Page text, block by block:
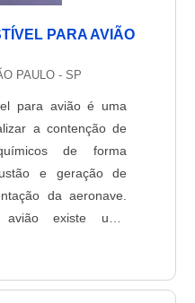
PARA AVIÃO
PAULO - SP
para avião é uma
a contenção de
de forma
e geração de
da aeronave.
existe uma
e bombas
é armazenar e
para os motores. Os